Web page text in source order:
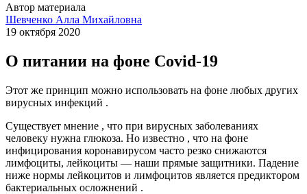
Автор материала
Шевченко Алла Михайловна
19 октября 2020
О питании на фоне Covid-19
Этот же принцип можно использовать на фоне любых других
вирусных инфекций .
Существует мнение , что при вирусных заболеваниях
человеку нужна глюкоза. Но известно , что на фоне
инфицирования коронавирусом часто резко снижаются
лимфоциты, лейкоциты — наши прямые защитники. Падение
ниже нормы лейкоцитов и лимфоцитов является предиктором
бактериальных осложнений .